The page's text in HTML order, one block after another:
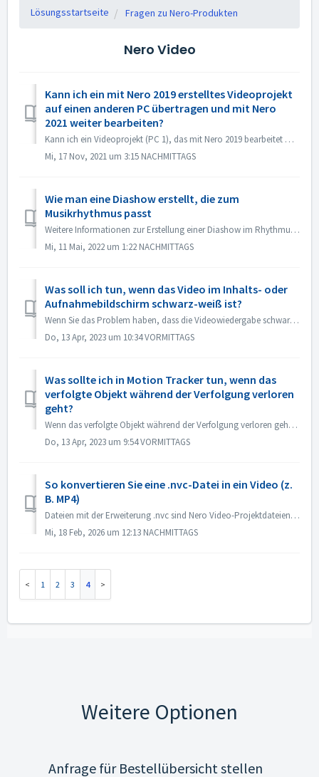
Lösungsstartseite Fragen zu Nero-Produkten
Nero Video
Kann ich ein mit Nero 2019 erstelltes Videoprojekt
auf einen anderen PC übertragen und mit Nero
2021 weiter bearbeiten?
Kann ich ein Videoprojekt (PC 1), das mit Nero 2019 bearbeitet wurde, auf einen anderen PC (PC 2) übertragen und mit Nero 2021 weiter bearbeiten? Ja, Sie kö...
Mi, 17 Nov, 2021 um 3:15 NACHMITTAGS
Wie man eine Diashow erstellt, die zum
Musikrhythmus passt
Weitere Informationen zur Erstellung einer Diashow im Rhythmus der Musik finden Sie unter folgendem Link: Erstellen einer Diashow im Rhythmus der Musik
Mi, 11 Mai, 2022 um 1:22 NACHMITTAGS
Was soll ich tun, wenn das Video im Inhalts- oder
Aufnahmebildschirm schwarz-weiß ist?
Wenn Sie das Problem haben, dass die Videowiedergabe schwarz-weiß ist, der Export/Brennvorgang aber in Farbe erfolgt, aktualisieren Sie bitte das Windows-Sy...
Do, 13 Apr, 2023 um 10:34 VORMITTAGS
Was sollte ich in Motion Tracker tun, wenn das
verfolgte Objekt während der Verfolgung verloren
geht?
Wenn das verfolgte Objekt während der Verfolgung verloren geht oder einen Versatz hat, können Sie die Verfolgung sofort stoppen, in der unteren linken Ecke ...
Do, 13 Apr, 2023 um 9:54 VORMITTAGS
So konvertieren Sie eine .nvc-Datei in ein Video (z.
B. MP4)
Dateien mit der Erweiterung .nvc sind Nero Video-Projektdateien, KEINE fertigen Videos. Sie enthalten Bearbeitungsanweisungen und Verknüpfungen zu Ihren Que...
Mi, 18 Feb, 2026 um 12:13 NACHMITTAGS
1 2 3 4
Weitere Optionen
Anfrage für Bestellübersicht stellen